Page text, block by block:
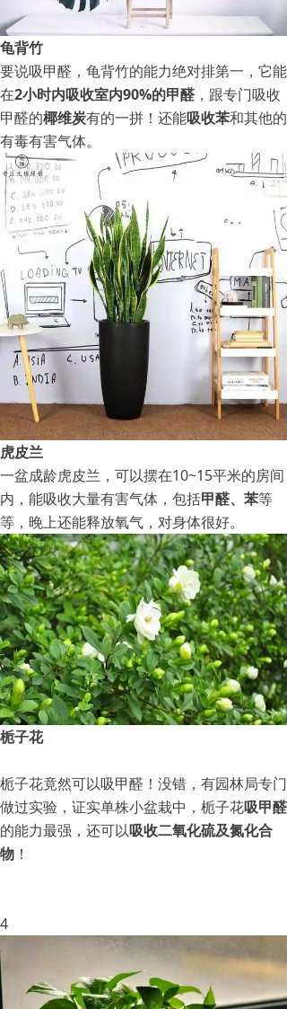
龟背竹
要说吸甲醛，龟背竹的能力绝对排第一，它能
在2小时内吸收室内90%的甲醛 ，跟专门吸收
甲醛的椰维炭有的一拼！还能吸收苯和其他的
有毒有害气体。
虎皮兰
一盆成龄虎皮兰，可以摆在10~15平米的房间
内，能吸收大量有害气体，包括甲醛、苯等
等，晚上还能释放氧气，对身体很好。
栀子花
栀子花竟然可以吸甲醛！没错，有园林局专门
做过实验，证实单株小盆栽中，栀子花吸甲醛
的能力最强，还可以吸收二氧化硫及氮化合
物 ！
4